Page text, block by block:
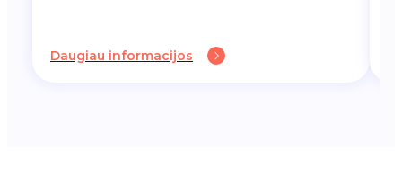
Daugiau informacijos